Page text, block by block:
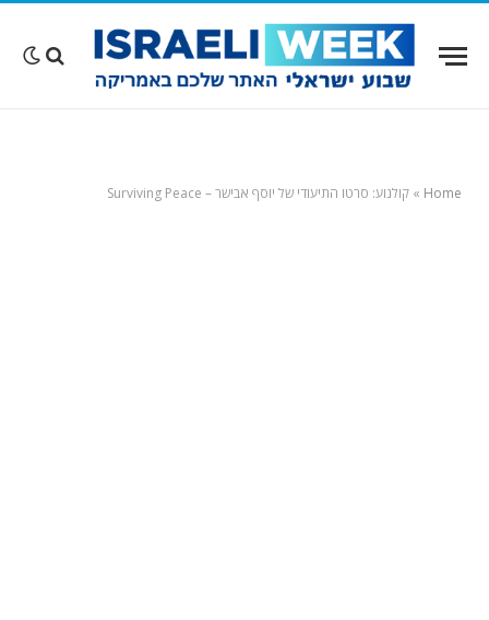
Home
» קולנוע: סרטו התיעודי של יוסף אבישר – Surviving Peace